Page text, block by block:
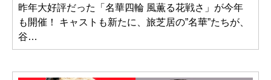
昨年大好評だった「名華四輪 風薫る花戦さ」が今年
も開催！ キャストも新たに、旅芝居の”名華”たちが、
谷…